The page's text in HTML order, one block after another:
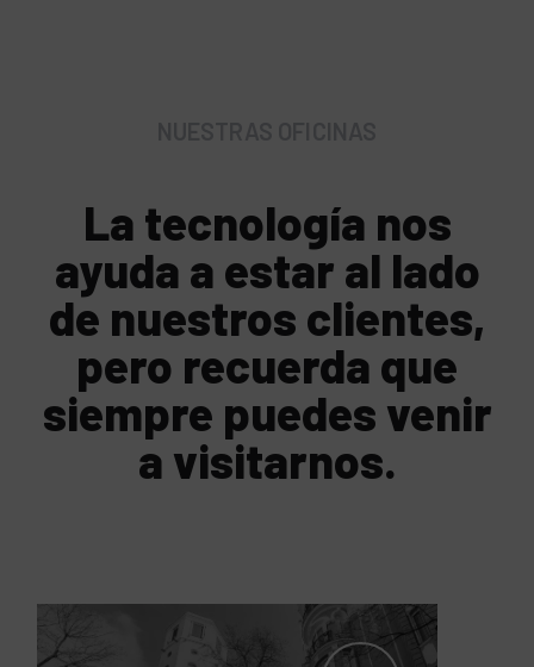
La tecnología nos
ayuda a estar al lado
de nuestros clientes,
pero recuerda que
siempre puedes venir
a visitarnos.